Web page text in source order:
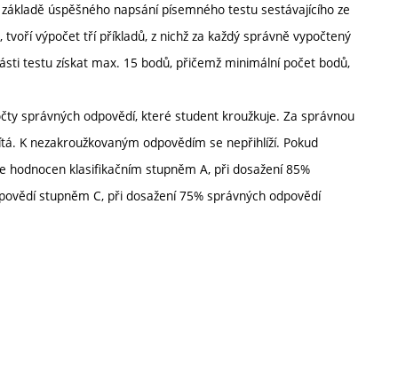
úspěšného napsání písemného testu sestávajícího ze
výpočet tří příkladů, z nichž za každý správně vypočtený
testu získat max. 15 bodů, přičemž minimální počet bodů,
správných odpovědí, které student kroužkuje. Za správnou
K nezakroužkovaným odpovědím se nepřihlíží. Pokud
klasifikačním stupněm A, při dosažení 85%
stupněm C, při dosažení 75% správných odpovědí